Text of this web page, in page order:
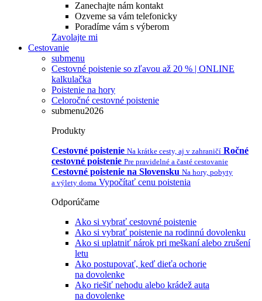
Zanechajte nám kontakt
Ozveme sa vám telefonicky
Poradíme vám s výberom
Zavolajte mi
Cestovanie
submenu
Cestovné poistenie so zľavou až 20 % | ONLINE
kalkulačka
Poistenie na hory
Celoročné cestovné poistenie
submenu2026
Produkty
Cestovné poistenie Na krátke cesty, aj v zahraničí Ročné
cestovné poistenie Pre pravidelné a časté cestovanie
Cestovné poistenie na Slovensku Na hory, pobyty
a výlety doma Vypočítať cenu poistenia
Odporúčame
Ako si vybrať cestovné poistenie
Ako si vybrať poistenie na rodinnú dovolenku
Ako si uplatniť nárok pri meškaní alebo zrušení
letu
Ako postupovať, keď dieťa ochorie
na dovolenke
Ako riešiť nehodu alebo krádež auta
na dovolenke